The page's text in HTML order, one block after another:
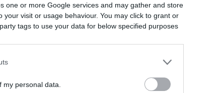
one or more Google services and may gather and store
your visit or usage behaviour. You may click to grant or
tags to use your data for below specified purposes
personal data.